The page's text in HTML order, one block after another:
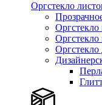
Оргстекло
Оргстекло
Оргстекло